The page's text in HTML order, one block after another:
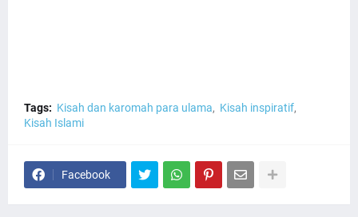
Tags: Kisah dan karomah para ulama
Kisah inspiratif
Kisah Islami
Facebook